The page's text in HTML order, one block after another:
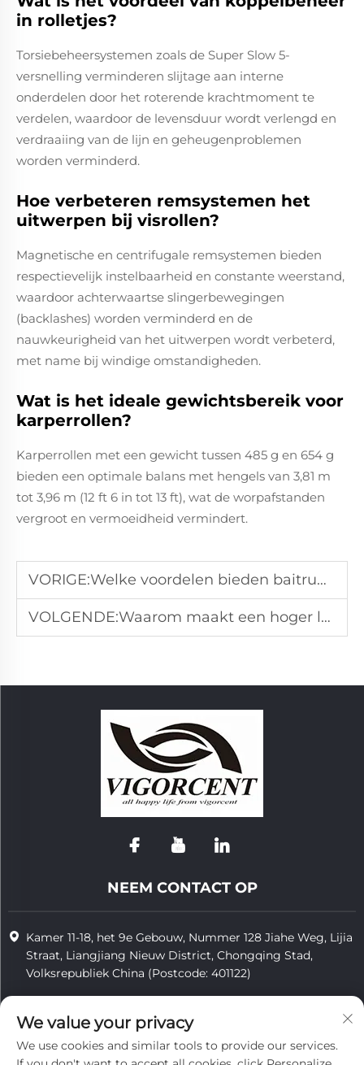
in rolletjes?
Torsiebeheersystemen zoals de Super Slow 5-
versnelling verminderen slijtage aan interne
onderdelen door het roterende krachtmoment te
verdelen, waardoor de levensduur wordt verlengd en
verdraaiing van de lijn en geheugenproblemen
worden verminderd.
Hoe verbeteren remsystemen het
uitwerpen bij visrollen?
Magnetische en centrifugale remsystemen bieden
respectievelijk instelbaarheid en constante weerstand,
waardoor achterwaartse slingerbewegingen
(backlashes) worden verminderd en de
nauwkeurigheid van het uitwerpen wordt verbeterd,
met name bij windige omstandigheden.
Wat is het ideale gewichtsbereik voor
karperrollen?
Karperrollen met een gewicht tussen 485 g en 654 g
bieden een optimale balans met hengels van 3,81 m
tot 3,96 m (12 ft 6 in tot 13 ft), wat de worpafstanden
vergroot en vermoeidheid vermindert.
VORIGE:Welke voordelen bieden baitrunner-reels voor karpervissen?
VOLGENDE:Waarom maakt een hoger lageraantal een visrol soepeler en duurzamer op de lange termijn?
NEEM CONTACT OP
Kamer 11-18, het 9e Gebouw, Nummer 128 Jiahe Weg, Lijia
Straat, Liangjiang Nieuw District, Chongqing Stad,
Volksrepubliek China (Postcode: 401122)
[email protected]
We value your privacy
We use cookies and similar tools to provide our services.